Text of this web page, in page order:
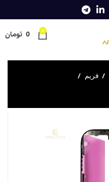
0
0 تومان
فریم